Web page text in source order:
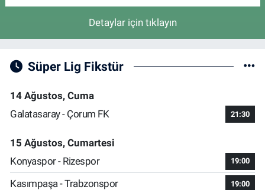
Detaylar için tıklayın
Süper Lig Fikstür
14 Ağustos, Cuma
Galatasaray - Çorum FK
21:30
15 Ağustos, Cumartesi
Konyaspor - Rizespor
19:00
Kasımpaşa - Trabzonspor 19:00